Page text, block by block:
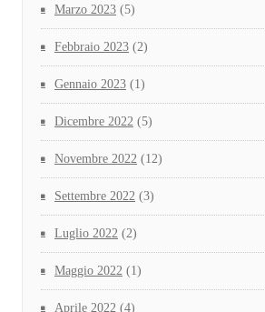
Marzo 2023 (5)
Febbraio 2023 (2)
Gennaio 2023 (1)
Dicembre 2022 (5)
Novembre 2022 (12)
Settembre 2022 (3)
Luglio 2022 (2)
Maggio 2022 (1)
Aprile 2022 (4)